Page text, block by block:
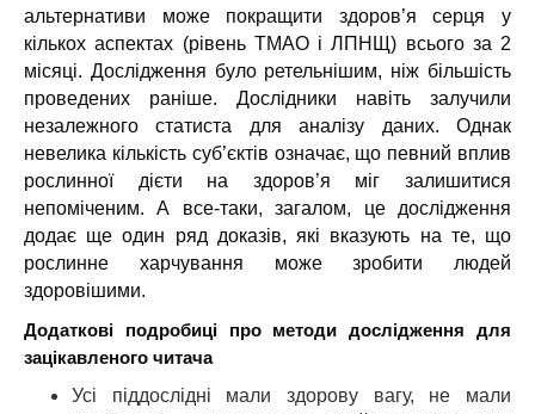
альтернативи може покращити здоров’я серця у
кількох аспектах (рівень ТМАО і ЛПНЩ) всього за 2
місяці. Дослідження було ретельнішим, ніж більшість
проведених раніше. Дослідники навіть залучили
незалежного статиста для аналізу даних. Однак
невелика кількість суб’єктів означає, що певний вплив
рослинної дієти на здоров’я міг залишитися
непоміченим. А все-таки, загалом, це дослідження
додає ще один ряд доказів, які вказують на те, що
рослинне харчування може зробити людей
здоровішими.
Додаткові подробиці про методи дослідження для
зацікавленого читача
Усі піддослідні мали здорову вагу, не мали